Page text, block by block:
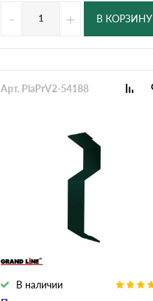
- + В КОРЗИНУ
В наличии
Арт. PlaPrV2-54188